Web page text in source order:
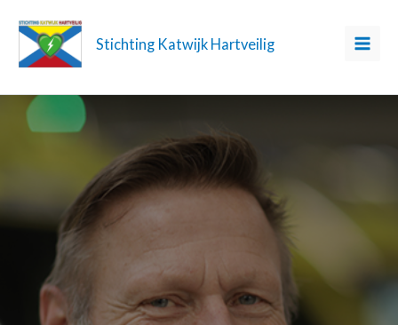
naar
Stichting Katwijk Hartveilig